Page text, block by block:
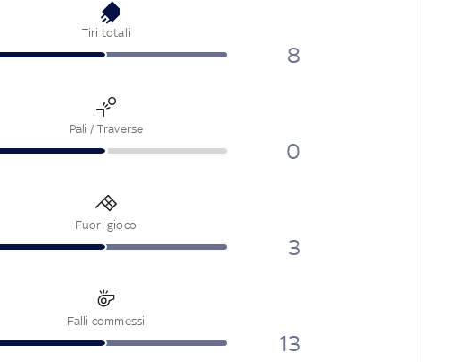
Tiri totali
8
Pali / Traverse
0
Fuori gioco
3
Falli commessi
13